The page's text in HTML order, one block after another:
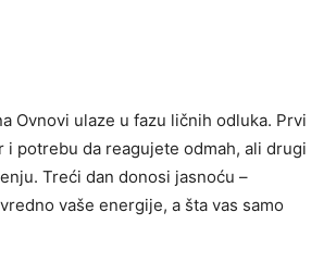
Ovnovi ulaze u fazu ličnih odluka. Prvi
i potrebu da reagujete odmah, ali drugi
Treći dan donosi jasnoću –
vaše energije, a šta vas samo